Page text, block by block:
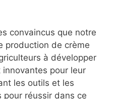
convaincus que notre
production de crème
à développer
pour leur
les outils et les
pour réussir dans ce